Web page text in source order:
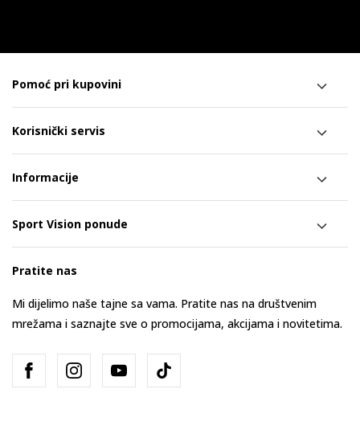
Pomoć pri kupovini
Korisnički servis
Informacije
Sport Vision ponude
Pratite nas
Mi dijelimo naše tajne sa vama. Pratite nas na društvenim
mrežama i saznajte sve o promocijama, akcijama i novitetima.